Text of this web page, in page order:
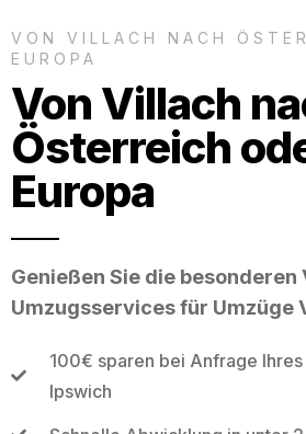
VON VILLACH NACH
EUROPA
Von Villach
Österreich
Europa
Genießen Sie die
Umzugsservices für Umzüge
100€ sparen bei Anfrage Ihres
Ipswich